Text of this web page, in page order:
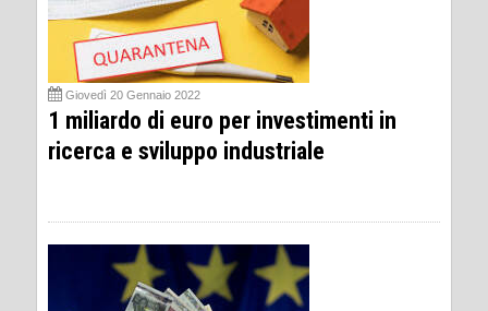
Giovedì 20 Gennaio 2022
1 miliardo di euro per investimenti in
ricerca e sviluppo industriale